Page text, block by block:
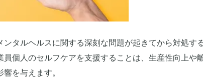
タルヘルスに関する深刻な問題が起きてから対処す
個人のセルフケアを支援することは、生産性向上や
を与えます。